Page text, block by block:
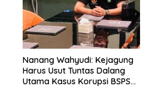
Nanang Wahyudi: Kejagung
Harus Usut Tuntas Dalang
Utama Kasus Korupsi BSPS